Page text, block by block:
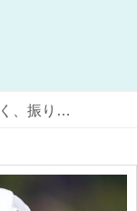
「スチールより高く、振り心地も遜色ない」アイアンをカーボンシャフトに替えて開幕を待つ。小田孔明のクラブセッティング